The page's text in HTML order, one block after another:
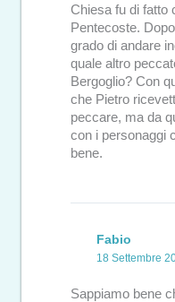
Chiesa fu di fatto
Pentecoste.
grado di andare
quale altro
Bergoglio? Con
che Pietro
peccare, ma da
con i personaggi
bene.
Fabio
18 Settembre
Sappiamo bene